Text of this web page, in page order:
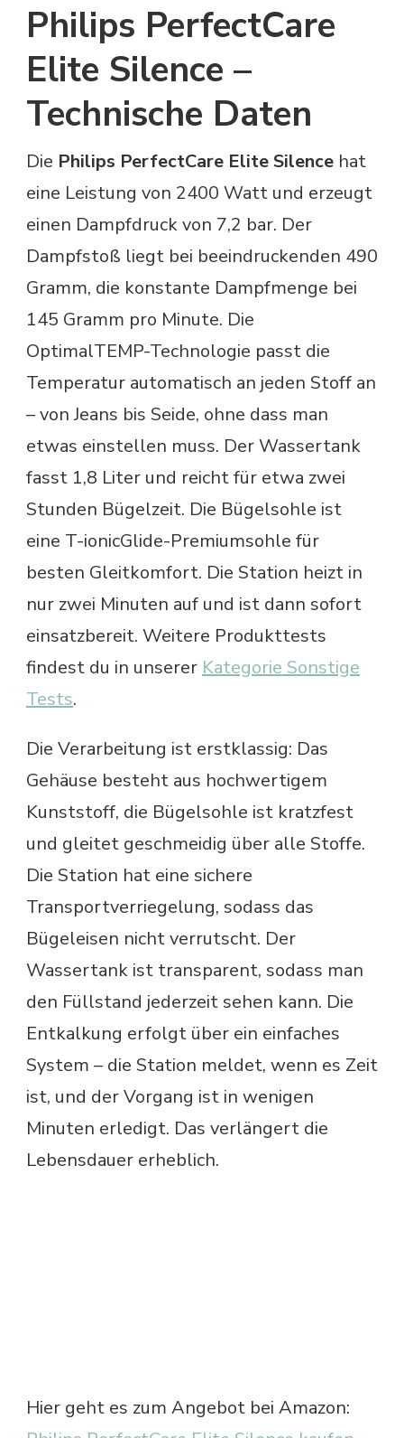
Philips PerfectCare
Elite Silence –
Technische Daten
Die Philips PerfectCare Elite Silence hat
eine Leistung von 2400 Watt und erzeugt
einen Dampfdruck von 7,2 bar. Der
Dampfstoß liegt bei beeindruckenden 490
Gramm, die konstante Dampfmenge bei
145 Gramm pro Minute. Die
OptimalTEMP-Technologie passt die
Temperatur automatisch an jeden Stoff an
– von Jeans bis Seide, ohne dass man
etwas einstellen muss. Der Wassertank
fasst 1,8 Liter und reicht für etwa zwei
Stunden Bügelzeit. Die Bügelsohle ist
eine T-ionicGlide-Premiumsohle für
besten Gleitkomfort. Die Station heizt in
nur zwei Minuten auf und ist dann sofort
einsatzbereit. Weitere Produkttests
findest du in unserer Kategorie Sonstige
Tests.
Die Verarbeitung ist erstklassig: Das
Gehäuse besteht aus hochwertigem
Kunststoff, die Bügelsohle ist kratzfest
und gleitet geschmeidig über alle Stoffe.
Die Station hat eine sichere
Transportverriegelung, sodass das
Bügeleisen nicht verrutscht. Der
Wassertank ist transparent, sodass man
den Füllstand jederzeit sehen kann. Die
Entkalkung erfolgt über ein einfaches
System – die Station meldet, wenn es Zeit
ist, und der Vorgang ist in wenigen
Minuten erledigt. Das verlängert die
Lebensdauer erheblich.
Hier geht es zum Angebot bei Amazon: